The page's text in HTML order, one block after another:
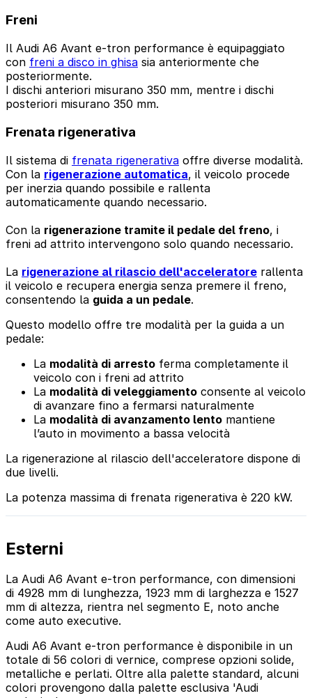
Freni
Il Audi A6 Avant e-tron performance è equipaggiato
con freni a disco in ghisa sia anteriormente che
posteriormente.
I dischi anteriori misurano 350 mm, mentre i dischi
posteriori misurano 350 mm.
Frenata rigenerativa
Il sistema di frenata rigenerativa offre diverse modalità.
Con la rigenerazione automatica, il veicolo procede
per inerzia quando possibile e rallenta
automaticamente quando necessario.
Con la rigenerazione tramite il pedale del freno, i
freni ad attrito intervengono solo quando necessario.
La rigenerazione al rilascio dell'acceleratore rallenta
il veicolo e recupera energia senza premere il freno,
consentendo la guida a un pedale.
Questo modello offre tre modalità per la guida a un
pedale:
La modalità di arresto ferma completamente il
veicolo con i freni ad attrito
La modalità di veleggiamento consente al veicolo
di avanzare fino a fermarsi naturalmente
La modalità di avanzamento lento mantiene
l’auto in movimento a bassa velocità
La rigenerazione al rilascio dell'acceleratore dispone di
due livelli.
La potenza massima di frenata rigenerativa è 220 kW.
Esterni
La Audi A6 Avant e-tron performance, con dimensioni
di 4928 mm di lunghezza, 1923 mm di larghezza e 1527
mm di altezza, rientra nel segmento E, noto anche
come auto executive.
Audi A6 Avant e-tron performance è disponibile in un
totale di 56 colori di vernice, comprese opzioni solide,
metalliche e perlati. Oltre alla palette standard, alcuni
colori provengono dalla palette esclusiva 'Audi